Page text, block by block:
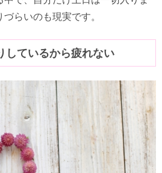
らいのも現実です。
しているから疲れない